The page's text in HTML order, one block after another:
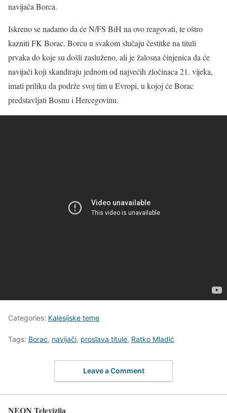
navijača Borca.
Iskreno se nadamo da će N/FS BiH na ovo reagovati, te oštro
kazniti FK Borac. Borcu u svakom slučaju čestitke na tituli
prvaka do koje su došli zasluženo, ali je žalosna činjenica da će
navijači koji skandiraju jednom od najvećih zločinaca 21. vijeka,
imati priliku da podrže svoj tim u Evropi, u kojoj će Borac
predstavljati Bosnu i Hercegovinu.
Categories: Kalesijske teme
Tags: Borac, navijači, proslava titule, Ratko Mladić
Leave a Comment
NEON Televizija